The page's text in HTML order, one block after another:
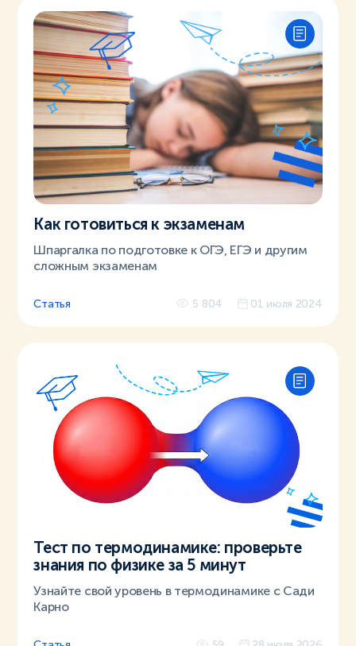
Как готовиться к экзаменам
Шпаргалка по подготовке к ОГЭ, ЕГЭ и другим
сложным экзаменам
Статья 5 804 01 июля 2024
Тест по термодинамике: проверьте
знания по физике за 5 минут
Узнайте свой уровень в термодинамике с Сади
Карно